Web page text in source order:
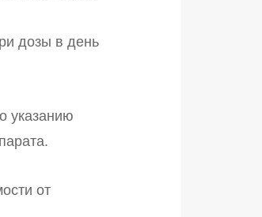
дозы в день
указанию
от